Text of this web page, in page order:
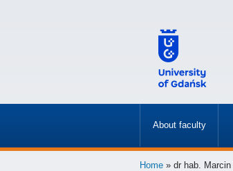
About faculty
»
Home » dr hab.